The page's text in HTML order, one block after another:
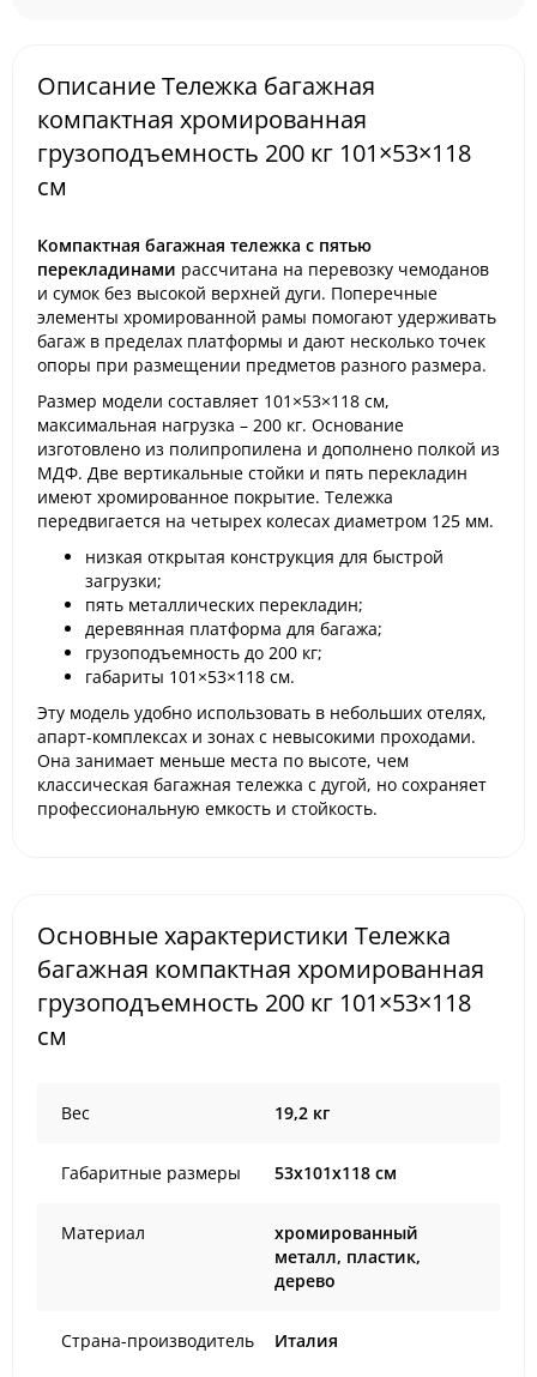
Описание Тележка багажная
компактная хромированная
грузоподъемность 200 кг 101×53×118
см
Компактная багажная тележка с пятью
перекладинами рассчитана на перевозку чемоданов
и сумок без высокой верхней дуги. Поперечные
элементы хромированной рамы помогают удерживать
багаж в пределах платформы и дают несколько точек
опоры при размещении предметов разного размера.
Размер модели составляет 101×53×118 см,
максимальная нагрузка – 200 кг. Основание
изготовлено из полипропилена и дополнено полкой из
МДФ. Две вертикальные стойки и пять перекладин
имеют хромированное покрытие. Тележка
передвигается на четырех колесах диаметром 125 мм.
низкая открытая конструкция для быстрой
загрузки;
пять металлических перекладин;
деревянная платформа для багажа;
грузоподъемность до 200 кг;
габариты 101×53×118 см.
Эту модель удобно использовать в небольших отелях,
апарт-комплексах и зонах с невысокими проходами.
Она занимает меньше места по высоте, чем
классическая багажная тележка с дугой, но сохраняет
профессиональную емкость и стойкость.
Основные характеристики Тележка
багажная компактная хромированная
грузоподъемность 200 кг 101×53×118
см
Вес 19,2 кг
Габаритные размеры 53х101х118 см
Материал
хромированный
металл, пластик,
дерево
Страна-производитель Италия